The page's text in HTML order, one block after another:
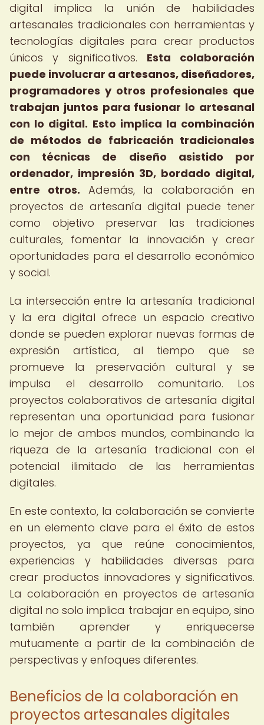
digital implica la unión de habilidades
artesanales tradicionales con herramientas y
tecnologías digitales para crear productos
únicos y significativos. Esta colaboración
puede involucrar a artesanos, diseñadores,
programadores y otros profesionales que
trabajan juntos para fusionar lo artesanal
con lo digital. Esto implica la combinación
de métodos de fabricación tradicionales
con técnicas de diseño asistido por
ordenador, impresión 3D, bordado digital,
entre otros. Además, la colaboración en
proyectos de artesanía digital puede tener
como objetivo preservar las tradiciones
culturales, fomentar la innovación y crear
oportunidades para el desarrollo económico
y social.
La intersección entre la artesanía tradicional
y la era digital ofrece un espacio creativo
donde se pueden explorar nuevas formas de
expresión artística, al tiempo que se
promueve la preservación cultural y se
impulsa el desarrollo comunitario. Los
proyectos colaborativos de artesanía digital
representan una oportunidad para fusionar
lo mejor de ambos mundos, combinando la
riqueza de la artesanía tradicional con el
potencial ilimitado de las herramientas
digitales.
En este contexto, la colaboración se convierte
en un elemento clave para el éxito de estos
proyectos, ya que reúne conocimientos,
experiencias y habilidades diversas para
crear productos innovadores y significativos.
La colaboración en proyectos de artesanía
digital no solo implica trabajar en equipo, sino
también aprender y enriquecerse
mutuamente a partir de la combinación de
perspectivas y enfoques diferentes.
Beneficios de la colaboración en
proyectos artesanales digitales